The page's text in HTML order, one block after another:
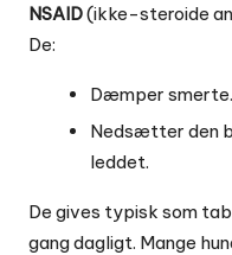
NSAID(ikke-steroide
De:
Dæmper smerte.
Nedsætter den
leddet.
De gives typisk som
gang dagligt. Mange